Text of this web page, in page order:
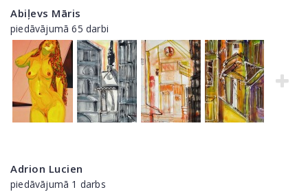
Abiļevs Māris
piedāvājumā 65 darbi
Adrion Lucien
piedāvājumā 1 darbs